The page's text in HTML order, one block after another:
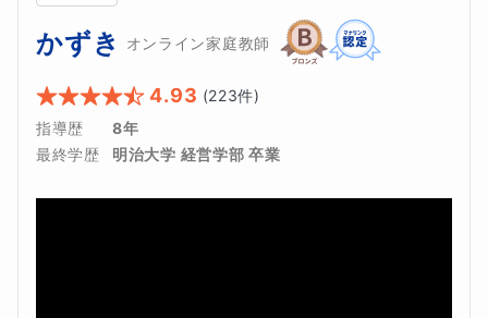
かずき オンライン家庭教師
4.93 (223件)
指導歴
8年
最終学歴
明治大学 経営学部 卒業